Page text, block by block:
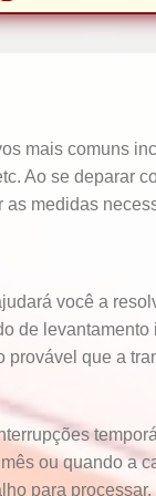
mais comuns
Ao se deparar
as medidas
você a
de levantamento
provável que a
ou quando a
para